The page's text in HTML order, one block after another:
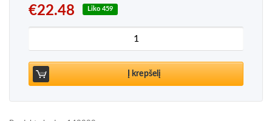
€22.48 Liko 459
produkto kiekis: Clarins Moisture-Rich Body
Į krepšelį